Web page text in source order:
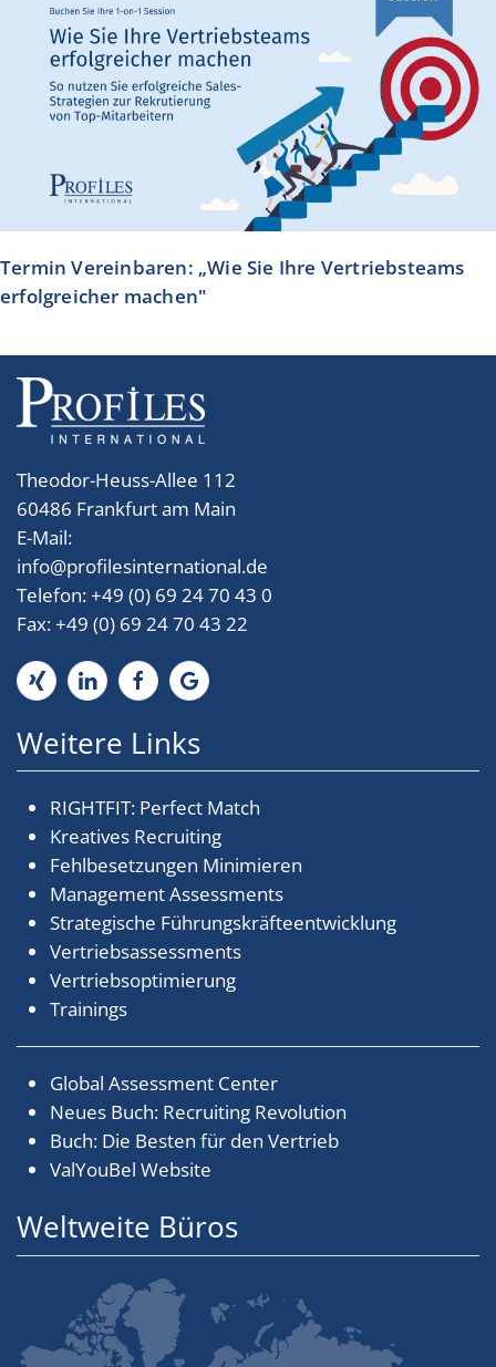
Termin Vereinbaren: „Wie Sie Ihre Vertriebsteams
erfolgreicher machen"
Theodor-Heuss-Allee 112
60486 Frankfurt am Main
E-Mail:
info@profilesinternational.de
Telefon: +49 (0) 69 24 70 43 0
Fax: +49 (0) 69 24 70 43 22
Weitere Links
RIGHTFIT: Perfect Match
Kreatives Recruiting
Fehlbesetzungen Minimieren
Management Assessments
Strategische Führungskräfteentwicklung
Vertriebsassessments
Vertriebsoptimierung
Trainings
Global Assessment Center
Neues Buch: Recruiting Revolution
Buch: Die Besten für den Vertrieb
ValYouBel Website
Weltweite Büros